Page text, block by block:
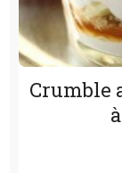
Crumble